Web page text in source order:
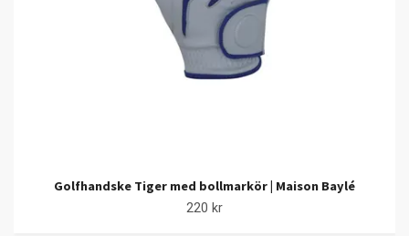
Golfhandske Tiger med bollmarkör | Maison Baylé
220 kr